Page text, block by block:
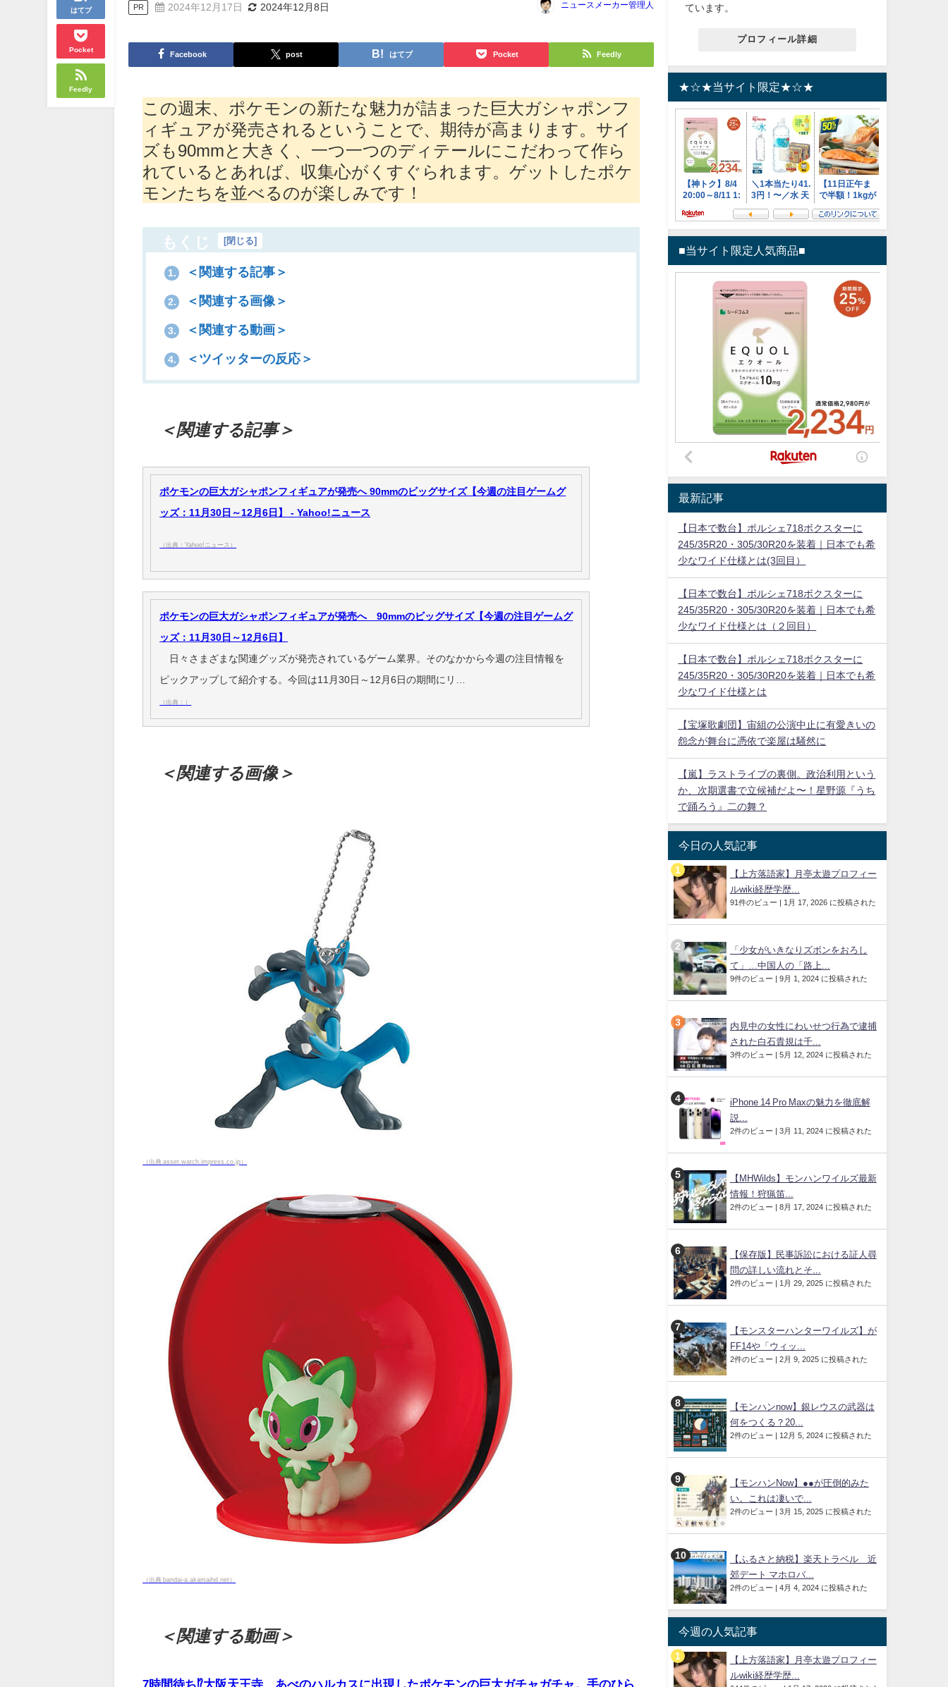
はてブ
Pocket
Feedly
PR 2024年12月17日 2024年12月8日 ニュースメーカー管理人
Facebook post はてブ Pocket Feedly
この週末、ポケモンの新たな魅力が詰まった巨大ガシャポンフ
ィギュアが発売されるということで、期待が高まります。サイ
ズも90mmと大きく、一つ一つのディテールにこだわって作ら
れているとあれば、収集心がくすぐられます。ゲットしたポケ
モンたちを並べるのが楽しみです！
もくじ [閉じる]
1. ＜関連する記事＞
2. ＜関連する画像＞
3. ＜関連する動画＞
4. ＜ツイッターの反応＞
＜関連する記事＞
ポケモンの巨大ガシャポンフィギュアが発売へ 90mmのビッグサイズ【今週の注目ゲームグ
ッズ：11月30日～12月6日】 - Yahoo!ニュース
（出典：Yahoo!ニュース）
ポケモンの巨大ガシャポンフィギュアが発売へ 90mmのビッグサイズ【今週の注目ゲームグ
ッズ：11月30日～12月6日】
日々さまざまな関連グッズが発売されているゲーム業界。そのなかから今週の注目情報を
ピックアップして紹介する。今回は11月30日～12月6日の期間にリ…
（出典：）
＜関連する画像＞
（出典 asset.watch.impress.co.jp）
（出典 bandai-a.akamaihd.net）
＜関連する動画＞
7時間待ち⁉大阪天王寺、あべのハルカスに出現したポケモンの巨大ガチャガチャ。手のひら
ています。
プロフィール詳細
★☆★当サイト限定★☆★
■当サイト限定人気商品■
最新記事
【日本で数台】ポルシェ718ボクスターに
245/35R20・305/30R20を装着｜日本でも希
少なワイド仕様とは(3回目）
【日本で数台】ポルシェ718ボクスターに
245/35R20・305/30R20を装着｜日本でも希
少なワイド仕様とは（２回目）
【日本で数台】ポルシェ718ボクスターに
245/35R20・305/30R20を装着｜日本でも希
少なワイド仕様とは
【宝塚歌劇団】宙組の公演中止に有愛きいの
怨念が舞台に憑依で楽屋は騒然に
【嵐】ラストライブの裏側。政治利用という
か、次期選書で立候補だよ〜！星野源『うち
で踊ろう』二の舞？
今日の人気記事
【上方落語家】月亭太遊プロフィー
ルwiki経歴学歴...
91件のビュー | 1月 17, 2026 に投稿された
「少女がいきなりズボンをおろし
て」…中国人の「路上...
9件のビュー | 9月 1, 2024 に投稿された
内見中の女性にわいせつ行為で逮捕
された白石貴規は千...
3件のビュー | 5月 12, 2024 に投稿された
iPhone 14 Pro Maxの魅力を徹底解
説...
2件のビュー | 3月 11, 2024 に投稿された
【MHWilds】モンハンワイルズ最新
情報！狩猟笛...
2件のビュー | 8月 17, 2024 に投稿された
【保存版】民事訴訟における証人尋
問の詳しい流れとそ...
2件のビュー | 1月 29, 2025 に投稿された
【モンスターハンターワイルズ】が
FF14や「ウィッ...
2件のビュー | 2月 9, 2025 に投稿された
【モンハンnow】銀レウスの武器は
何をつくる？20...
2件のビュー | 12月 5, 2024 に投稿された
【モンハンNow】●●が圧倒的みた
い。これは凄いで...
2件のビュー | 3月 15, 2025 に投稿された
【ふるさと納税】楽天トラベル 近
郊デート マホロバ...
2件のビュー | 4月 4, 2024 に投稿された
今週の人気記事
【上方落語家】月亭太遊プロフィー
ルwiki経歴学歴...